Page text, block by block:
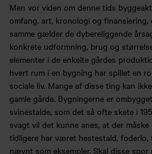
Men vor viden om denne tids
omfang, art, kronologi og
samme gælder de dybereliggende
konkrete udformning, brug og
elementer i de enkelte gårdes
hvert rum i en bygning har spillet en
sociale liv. Mange af disse ting kan
gamle gårde. Bygningerne er
svinestalde, som det så ofte skete i
svagt vil det kunne anes, at der
tidligere har været hestestald,
nævnt som eksempler. Skal disse